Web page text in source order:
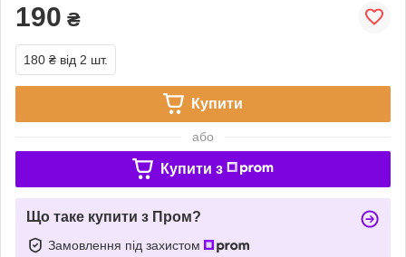
190 ₴
180 ₴ від 2 шт.
Купити
або
Купити з
Що таке купити з Пром?
Замовлення під захистом